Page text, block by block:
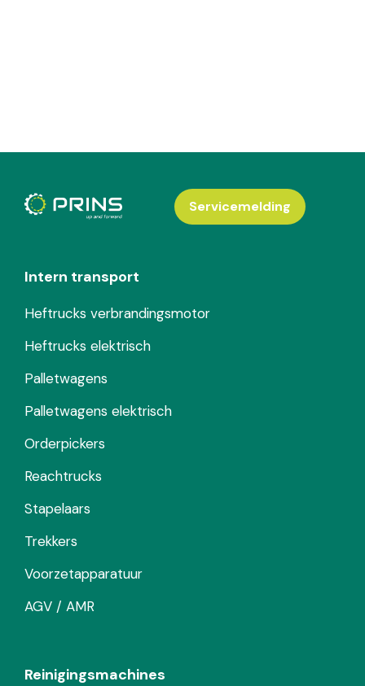
Intern transport
Heftrucks verbrandingsmotor
Heftrucks elektrisch
Palletwagens
Palletwagens elektrisch
Orderpickers
Reachtrucks
Stapelaars
Trekkers
Voorzetapparatuur
AGV / AMR
Reinigingsmachines
Servicemelding